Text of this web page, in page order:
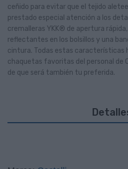
ceñido para evitar que el tejido
prestado especial atención a los
cremalleras YKK® de apertura
reflectantes en los bolsillos y una
cintura. Todas estas características
chaquetas favoritas del personal de
de que será también tu preferida.